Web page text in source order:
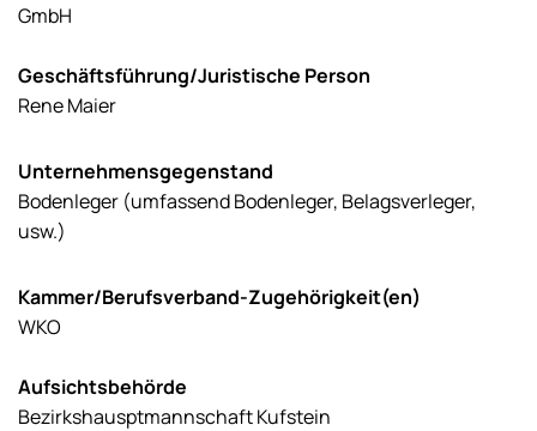
GmbH
Geschäftsführung/Juristische Person
Rene Maier
Unternehmensgegenstand
Bodenleger (umfassend Bodenleger, Belagsverleger,
usw.)
Kammer/Berufsverband-Zugehörigkeit(en)
WKO
Aufsichtsbehörde
Bezirkshausptmannschaft Kufstein